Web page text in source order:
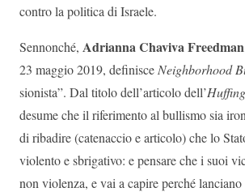
contro la politica di Israele.
Sennonché, Adrianna Chaviva Freedman
23 maggio 2019, definisce Neighborhood
sionista”. Dal titolo dell’articolo dell’
desume che il riferimento al bullismo sia
di ribadire (catenaccio e articolo) che lo
violento e sbrigativo: e pensare che i suoi
non violenza, e vai a capire perché